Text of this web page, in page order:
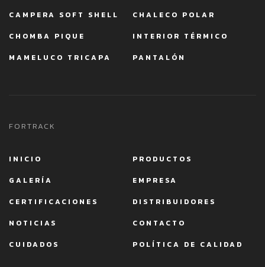
CAMPERA SOFT SHELL
CHALECO POLAR
CHOMBA PIQUE
INTERIOR TÉRMICO
MAMELUCO TRICAPA
PANTALÓN
FORTRACK
INICIO
PRODUCTOS
GALERÍA
EMPRESA
CERTIFICACIONES
DISTRIBUIDORES
NOTICIAS
CONTACTO
CUIDADOS
POLÍTICA DE CALIDAD